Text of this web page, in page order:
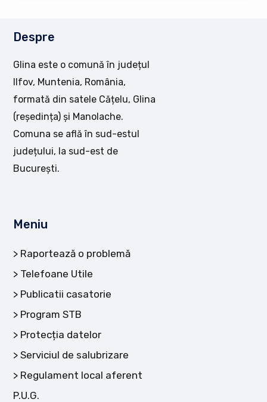
Despre
Glina este o comună în județul
Ilfov, Muntenia, România,
formată din satele Cățelu, Glina
(reședința) și Manolache.
Comuna se află în sud-estul
județului, la sud-est de
București.
Meniu
Raportează o problemă
Telefoane Utile
Publicatii casatorie
Program STB
Protecția datelor
Serviciul de salubrizare
Regulament local aferent
P.U.G.